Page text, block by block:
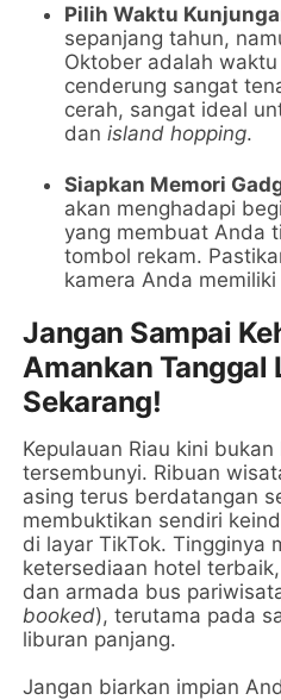
Pilih Waktu
sepanjang tahun,
Oktober adalah
cenderung sangat
cerah, sangat ideal
danisland hopping.
Siapkan Memori
akan menghadapi
yang membuat Anda
tombol rekam.
kamera Anda
Jangan Sampai
Amankan Tanggal
Sekarang!
Kepulauan Riau kini bukan
tersembunyi. Ribuan
asing terus berdatangan
membuktikan sendiri
di layar TikTok. Tingginya
ketersediaan hotel
dan armada bus
booked), terutama pada
liburan panjang.
Jangan biarkan impian